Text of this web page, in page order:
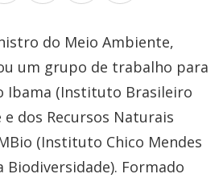
do Meio Ambiente,
um grupo de trabalho para
Ibama (Instituto Brasileiro
dos Recursos Naturais
(Instituto Chico Mendes
Biodiversidade). Formado